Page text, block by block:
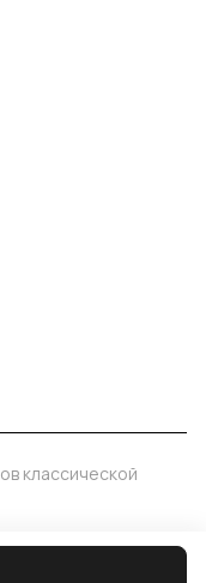
классической
сайта Оферта